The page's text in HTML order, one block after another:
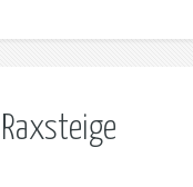
Raxsteige